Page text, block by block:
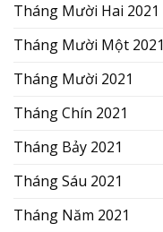
Tháng Mười Hai 2021
Tháng Mười Một 2021
Tháng Mười 2021
Tháng Chín 2021
Tháng Bảy 2021
Tháng Sáu 2021
Tháng Năm 2021